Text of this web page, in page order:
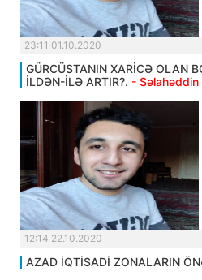
23:11 01.10.2020
GÜRCÜSTANIN XARİCƏ OLAN
İLDƏN-İLƏ ARTIR?. - Səlahəddin
12:14 22.10.2020
AZAD İQTİSADİ ZONALARIN